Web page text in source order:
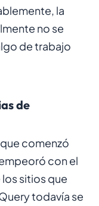
la
no se
de trabajo
de
comenzó
con el
sitios que
todavía se